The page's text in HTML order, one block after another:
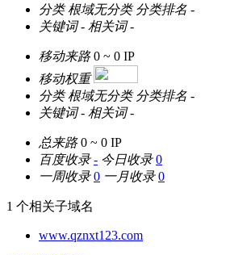
分类 根域无分类 分类排名 -
关键词 - 相关词 -
移动来路 0 ~ 0 IP
移动权重
分类 根域无分类 分类排名 -
关键词 - 相关词 -
总来路 0 ~ 0 IP
百度收录 - 今日收录 0
一周收录 0 一月收录 0
1 个相关子域名
www.qznxt123.com